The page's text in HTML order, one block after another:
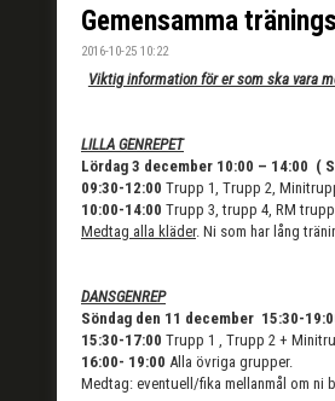
Gemensamma
2016-10-25 10:22
Viktig information för er som ska vara
LILLA GENREPET
Lördag 3 december 10:00 – 14:00 (
09:30-12:00 Trupp 1, Trupp 2,
10:00-14:00 Trupp 3, trupp 4, RM
Medtag alla kläder. Ni som har lång
DANSGENREP
Söndag den 11 december 15:30-
15:30-17:00 Trupp 1 , Trupp 2 +
16:00- 19:00 Alla övriga grupper.
Medtag: eventuell/fika mellanmål om